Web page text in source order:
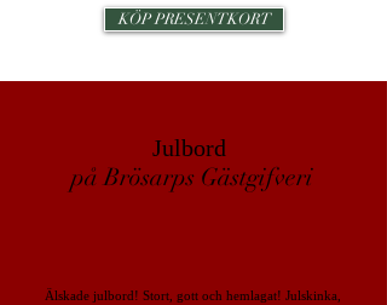
KÖP PRESENTKORT
Julbord
på Brösarps Gästgifveri
Älskade julbord! Stort, gott och hemlagat! Julskinka,